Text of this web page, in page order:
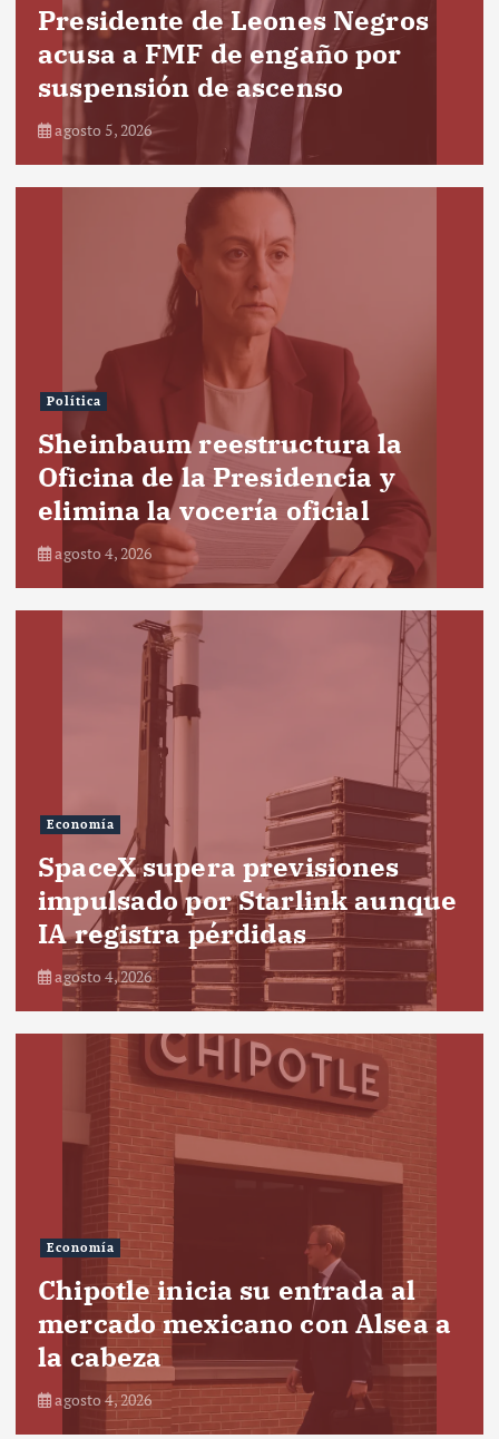
Presidente de Leones Negros
acusa a FMF de engaño por
suspensión de ascenso
agosto 5, 2026
Política
Sheinbaum reestructura la
Oficina de la Presidencia y
elimina la vocería oficial
agosto 4, 2026
Economía
SpaceX supera previsiones
impulsado por Starlink aunque
IA registra pérdidas
agosto 4, 2026
Economía
Chipotle inicia su entrada al
mercado mexicano con Alsea a
la cabeza
agosto 4, 2026